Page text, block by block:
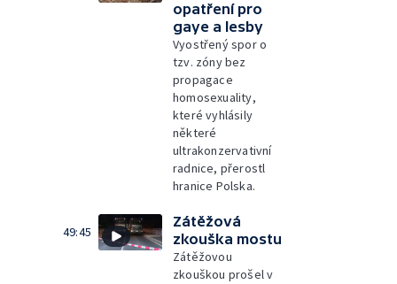
opatření pro
gaye a lesby
Vyostřený spor o
tzv. zóny bez
propagace
homosexuality,
které vyhlásily
některé
ultrakonzervativní
radnice, přerostl
hranice Polska.
49:45
Zátěžová
zkouška mostu
Zátěžovou
zkouškou prošel v